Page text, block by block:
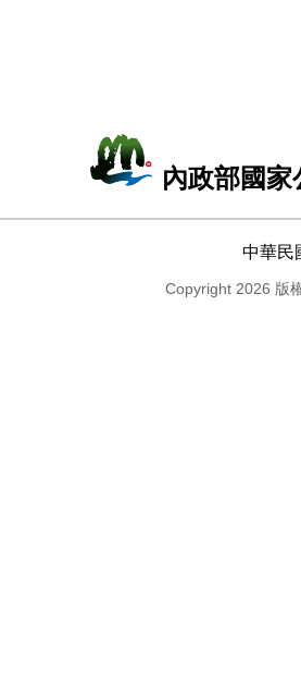
內政部國
中華民
Copyright 2026 版